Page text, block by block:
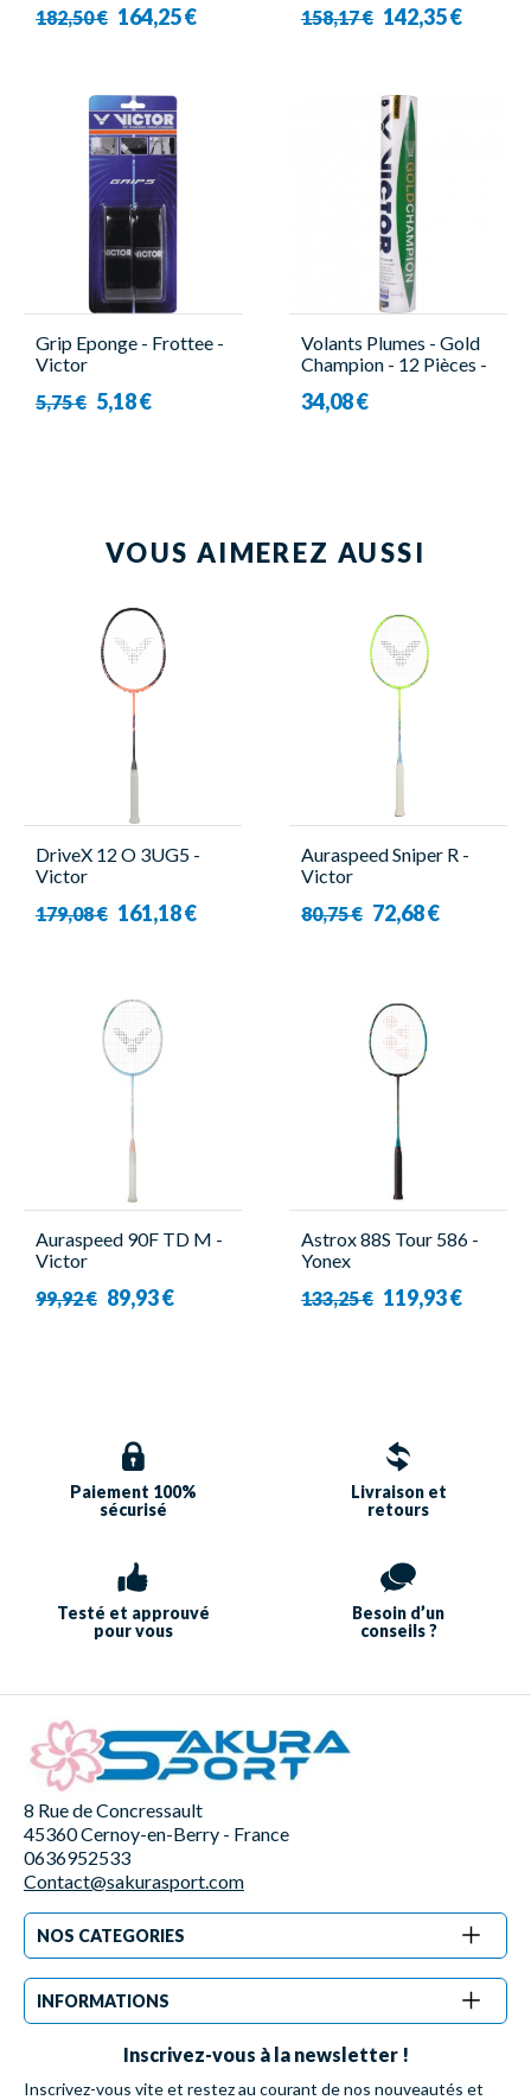
182,50 € 164,25 € 158,17 € 142,35 €
Grip Eponge - Frottee -
Victor
5,75 € 5,18 €
Volants Plumes - Gold
Champion - 12 Pièces -
34,08 €
VOUS AIMEREZ AUSSI
DriveX 12 O 3UG5 -
Victor
179,08 € 161,18 €
Auraspeed Sniper R -
Victor
80,75 € 72,68 €
Auraspeed 90F TD M -
Victor
99,92 € 89,93 €
Astrox 88S Tour 586 -
Yonex
133,25 € 119,93 €
Paiement 100%
sécurisé
Livraison et
retours
Testé et approuvé
pour vous
Besoin d’un
conseils ?
8 Rue de Concressault
45360 Cernoy-en-Berry - France
0636952533
Contact@sakurasport.com
NOS CATEGORIES
INFORMATIONS
Inscrivez-vous à la newsletter !
Inscrivez-vous vite et restez au courant de nos nouveautés et